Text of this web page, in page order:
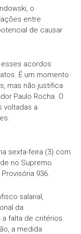
o
entre
de causar
esses acordos
É um momento
mas não justifica
Paulo Rocha. O
voltadas a
sexta-feira (3) com
no Supremo
936.
salarial,
da
falta de critérios.
a medida